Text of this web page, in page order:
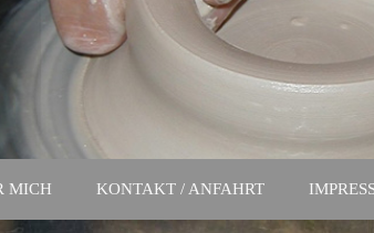
MICH KONTAKT / ANFAHRT